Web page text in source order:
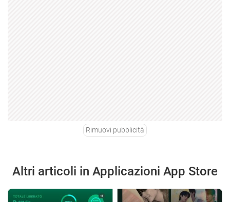
Rimuovi pubblicità
Altri articoli in Applicazioni App Store